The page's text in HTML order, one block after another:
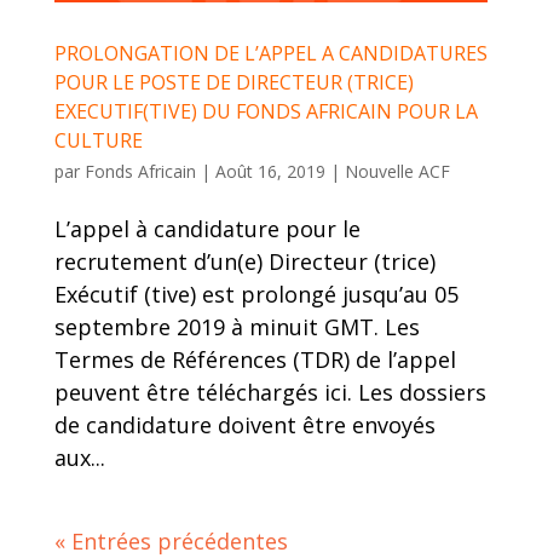
PROLONGATION DE L’APPEL A CANDIDATURES
POUR LE POSTE DE DIRECTEUR (TRICE)
EXECUTIF(TIVE) DU FONDS AFRICAIN POUR LA
CULTURE
par Fonds Africain | Août 16, 2019 | Nouvelle ACF
L’appel à candidature pour le
recrutement d’un(e) Directeur (trice)
Exécutif (tive) est prolongé jusqu’au 05
septembre 2019 à minuit GMT. Les
Termes de Références (TDR) de l’appel
peuvent être téléchargés ici. Les dossiers
de candidature doivent être envoyés
aux...
« Entrées précédentes